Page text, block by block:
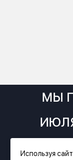
МЫ
Используя